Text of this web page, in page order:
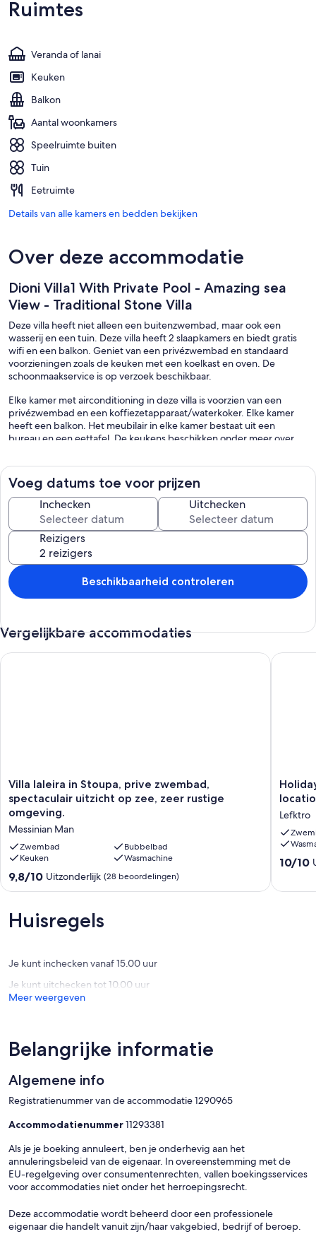
Ruimtes
Veranda of lanai
Keuken
Balkon
Aantal woonkamers
Speelruimte buiten
Tuin
Eetruimte
Details van alle kamers en bedden bekijken
Over deze accommodatie
Dioni Villa1 With Private Pool - Amazing sea
View - Traditional Stone Villa
Deze villa heeft niet alleen een buitenzwembad, maar ook een
wasserij en een tuin. Deze villa heeft 2 slaapkamers en biedt gratis
wifi en een balkon. Geniet van een privézwembad en standaard
voorzieningen zoals de keuken met een koelkast en oven. De
schoonmaakservice is op verzoek beschikbaar.
Elke kamer met airconditioning in deze villa is voorzien van een
privézwembad en een koffiezetapparaat/waterkoker. Elke kamer
heeft een balkon. Het meubilair in elke kamer bestaat uit een
bureau en een eettafel. De keukens beschikken onder meer over
vaatwasser. Elke badkamer is voorzien van een douche en een
haardroger.
In deze villa in West-Mani is wifi gratis. Elke kamer is voorzien van
smart-tv. Een schoonmaakservice is op verzoek beschikbaar.
Recreatieve voorzieningen van deze villa bestaan onder andere uit
een buitenzwembad.
De onderstaande recreatieve activiteiten vind je ter plaatse of in de
directe omgeving. Mogelijk zijn toeslagen van toepassing.
Voeg datums toe voor prijzen
Inchecken Uitchecken
Reizigers
Beschikbaarheid controleren
Vergelijkbare accommodaties
Villa
Ialeira
in
Stoupa,
prive
zwembad,
spectaculair
uitzicht
op
rustige
Man
Villa Ialeira in Stoupa, prive zwembad,
spectaculair uitzicht op zee, zeer rustige
omgeving.
Messinian Man
Zwembad
Bubbelbad
Keuken
Wasmachine
9.8
van
Uitzonderlijk,
(28
9,8/10 Uitzonderlijk (28 beoordelingen)
Villa Ialeira in Stoupa, prive zwembad, spectaculair uitzicht
Holiday
home
private
pool
in
quiet
location,
Lefktro
10.0
10/10
Holiday
Huisregels
Je kunt inchecken vanaf 15.00 uur
Je kunt uitchecken tot 10.00 uur
Meer weergeven
Belangrijke informatie
Algemene info
Registratienummer van de accommodatie 1290965
Accommodatienummer11293381
Als je je boeking annuleert, ben je onderhevig aan het
annuleringsbeleid van de eigenaar. In overeenstemming met de
EU-regelgeving over consumentenrechten, vallen boekingsservices
voor accommodaties niet onder het herroepingsrecht.
Deze accommodatie wordt beheerd door een professionele
eigenaar die handelt vanuit zijn/haar vakgebied, bedrijf of beroep.